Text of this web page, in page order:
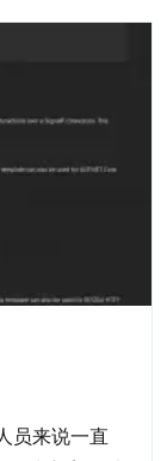
员来说一直